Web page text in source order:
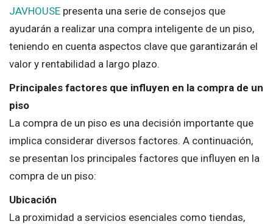
JAVHOUSE presenta una serie de consejos que
ayudarán a realizar una compra inteligente de un piso,
teniendo en cuenta aspectos clave que garantizarán el
valor y rentabilidad a largo plazo.
Principales factores que influyen en la compra de un
piso
La compra de un piso es una decisión importante que
implica considerar diversos factores. A continuación,
se presentan los principales factores que influyen en la
compra de un piso:
Ubicación
La proximidad a servicios esenciales como tiendas,